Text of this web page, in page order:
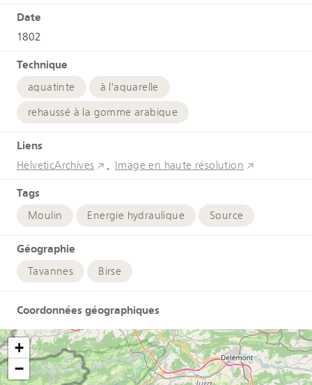
Date
1802
Technique
aquatinte
à l'aquarelle
rehaussé à la gomme arabique
Liens
HelveticArchives Image en haute résolution
Tags
Moulin Energie hydraulique Source
Géographie
Tavannes Birse
Coordonnées géographiques
+
−